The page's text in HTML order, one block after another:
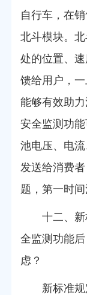
自行车，在
北斗模块。
处的位置、
馈给用户，
能够有效助
安全监测功
池电压、电
发送给消费
题，第一时间
十二、
全监测功能
虑？
新标准